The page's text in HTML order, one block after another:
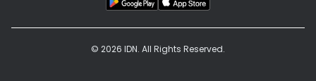
© 2026 IDN. All Rights Reserved.